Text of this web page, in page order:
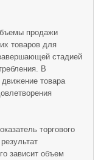
продажи
товаров для
стадией
В
товара
торгового
зависит объем